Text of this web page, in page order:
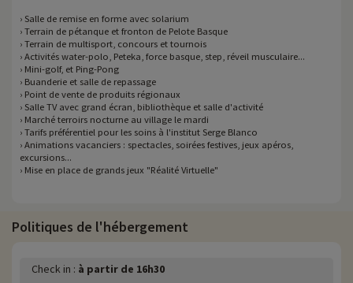
› Salle de remise en forme avec solarium
› Terrain de pétanque et fronton de Pelote Basque
› Terrain de multisport, concours et tournois
› Activités water-polo, Peteka, force basque, step, réveil musculaire...
› Mini-golf, et Ping-Pong
› Buanderie et salle de repassage
› Point de vente de produits régionaux
› Salle TV avec grand écran, bibliothèque et salle d'activité
› Marché terroirs nocturne au village le mardi
› Tarifs préférentiel pour les soins à l'institut Serge Blanco
› Animations vacanciers : spectacles, soirées festives, jeux apéros,
excursions...
› Mise en place de grands jeux "Réalité Virtuelle"
Politiques de l'hébergement
Check in : à partir de 16h30